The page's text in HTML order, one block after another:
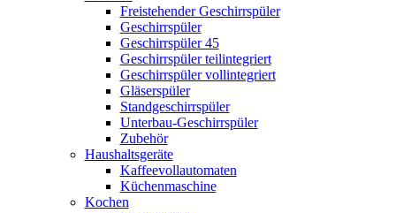
Freistehender Geschirrspüler
Geschirrspüler
Geschirrspüler 45
Geschirrspüler teilintegriert
Geschirrspüler vollintegriert
Gläserspüler
Standgeschirrspüler
Unterbau-Geschirrspüler
Zubehör
Haushaltsgeräte
Kaffeevollautomaten
Küchenmaschine
Kochen